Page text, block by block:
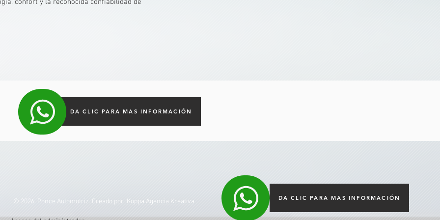
confort y la reconocida confiabilidad de
DA CLIC PARA MAS INFORMACIÓN
© 2026 Ponce Automotriz. Creado por Koppa Agencia Kreativa DA CLIC PARA MAS INFORMACIÓN